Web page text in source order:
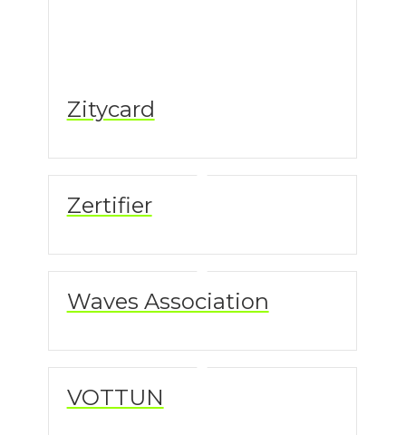
Zitycard
Zertifier
Waves Association
VOTTUN